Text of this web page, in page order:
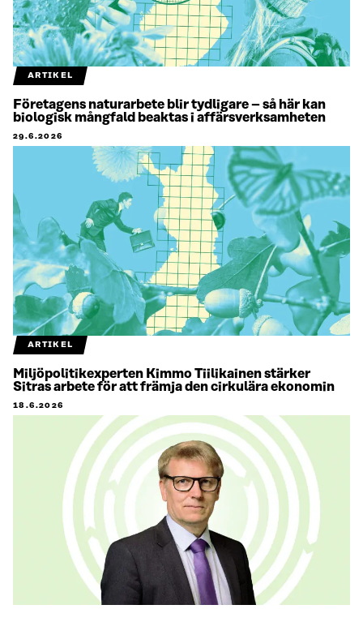
ARTIKEL
Företagens naturarbete blir tydligare – så här kan
biologisk mångfald beaktas i affärsverksamheten
29.6.2026
ARTIKEL
Miljöpolitikexperten Kimmo Tiilikainen stärker
Sitras arbete för att främja den cirkulära ekonomin
18.6.2026